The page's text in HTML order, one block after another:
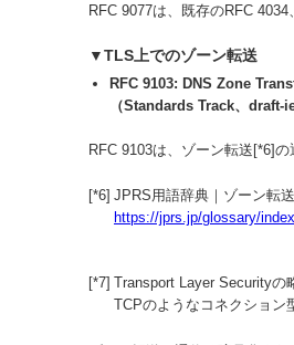
RFC 9077は、既存のRFC
▼TLS上でのゾーン転送
RFC 9103: DNS Zone
（Standards Track、
RFC 9103は、ゾーン転送[*6]
[*6] JPRS用語辞典｜ゾーン転
https://jprs.jp/glossary/
[*7] Transport Layer Securityの
TCPのようなコネクション